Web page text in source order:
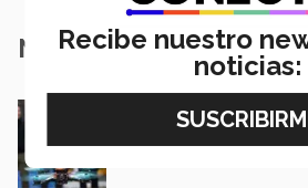
Notas Relacionadas
Jóvenes ganan
freestyle volando drones
David Sánchez | campus Saltillo
Recibe nuestro
noticias: